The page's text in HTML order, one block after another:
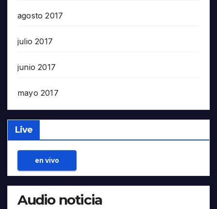
agosto 2017
julio 2017
junio 2017
mayo 2017
Live
en vivo
Audio noticia